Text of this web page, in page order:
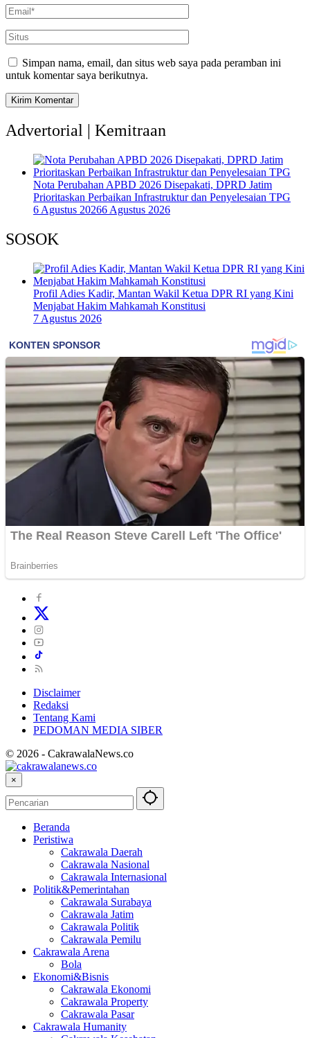
Simpan nama, email, dan situs web saya pada peramban ini
untuk komentar saya berikutnya.
Advertorial | Kemitraan
Nota Perubahan APBD 2026 Disepakati, DPRD Jatim
Prioritaskan Perbaikan Infrastruktur dan Penyelesaian TPG
6 Agustus 20266 Agustus 2026
SOSOK
Profil Adies Kadir, Mantan Wakil Ketua DPR RI yang Kini
Menjabat Hakim Mahkamah Konstitusi
7 Agustus 2026
Disclaimer
Redaksi
Tentang Kami
PEDOMAN MEDIA SIBER
© 2026 - CakrawalaNews.co
×
Beranda
Peristiwa
Cakrawala Daerah
Cakrawala Nasional
Cakrawala Internasional
Politik&Pemerintahan
Cakrawala Surabaya
Cakrawala Jatim
Cakrawala Politik
Cakrawala Pemilu
Cakrawala Arena
Bola
Ekonomi&Bisnis
Cakrawala Ekonomi
Cakrawala Property
Cakrawala Pasar
Cakrawala Humanity